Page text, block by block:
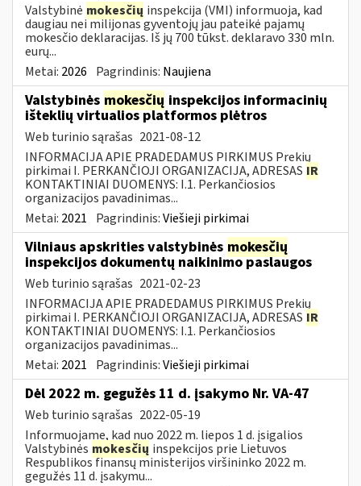
Valstybinė mokesčių inspekcija (VMI) informuoja, kad
daugiau nei milijonas gyventojų jau pateikė pajamų
mokesčio deklaracijas. Iš jų 700 tūkst. deklaravo 330 mln.
eurų...
Metai: 2026 Pagrindinis: Naujiena
Valstybinės mokesčių inspekcijos informacinių
išteklių virtualios platformos plėtros
Web turinio sąrašas 2021-08-12
INFORMACIJA APIE PRADEDAMUS PIRKIMUS Prekių
pirkimai I. PERKANČIOJI ORGANIZACIJA, ADRESAS IR
KONTAKTINIAI DUOMENYS: I.1. Perkančiosios
organizacijos pavadinimas...
Metai: 2021 Pagrindinis:Viešieji pirkimai
Vilniaus apskrities valstybinės mokesčių
inspekcijos dokumentų naikinimo paslaugos
Web turinio sąrašas 2021-02-23
INFORMACIJA APIE PRADEDAMUS PIRKIMUS Prekių
pirkimai I. PERKANČIOJI ORGANIZACIJA, ADRESAS IR
KONTAKTINIAI DUOMENYS: I.1. Perkančiosios
organizacijos pavadinimas...
Metai: 2021 Pagrindinis:Viešieji pirkimai
Dėl 2022 m. gegužės 11 d. įsakymo Nr. VA-47
Web turinio sąrašas 2022-05-19
Informuojame, kad nuo 2022 m. liepos 1 d. įsigalios
Valstybinės mokesčių inspekcijos prie Lietuvos
Respublikos finansų ministerijos viršininko 2022 m.
gegužės 11 d. įsakymu...